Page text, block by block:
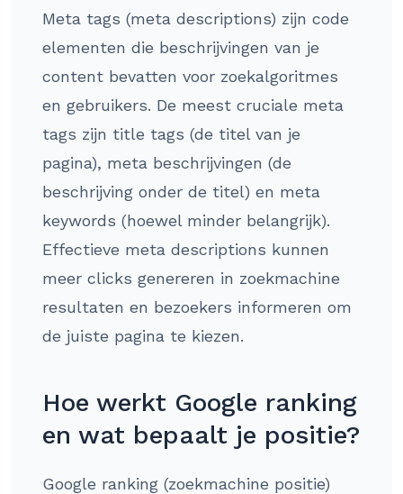
Meta tags (meta descriptions) zijn code
elementen die beschrijvingen van je
content bevatten voor zoekalgoritmes
en gebruikers. De meest cruciale meta
tags zijn title tags (de titel van je
pagina), meta beschrijvingen (de
beschrijving onder de titel) en meta
keywords (hoewel minder belangrijk).
Effectieve meta descriptions kunnen
meer clicks genereren in zoekmachine
resultaten en bezoekers informeren om
de juiste pagina te kiezen.
Hoe werkt Google ranking
en wat bepaalt je positie?
Google ranking (zoekmachine positie)